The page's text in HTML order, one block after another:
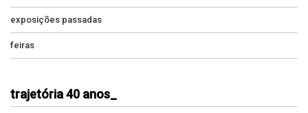
exposições passadas
feiras
trajetória 40 anos_